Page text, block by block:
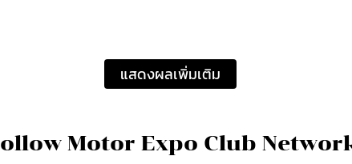
แสดงผลเพิ่มเติม
Motor Expo Club